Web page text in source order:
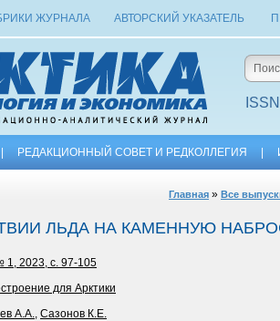
ЖУРНАЛА АВТОРСКИЙ УКАЗАТЕЛЬ
РЕДАКЦИОННЫЙ СОВЕТ И РЕДКОЛЛЕГИЯ
Главная » Все
ЛЬДА НА КАМЕННУЮ
1, 2023, с. 97-105
для Арктики
А.А., Сазонов К.Е.